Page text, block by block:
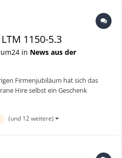
1150-5.3
in News aus der
Firmenjubiläum hat sich das
Hire selbst ein Geschenk
neuen Liebherr-Mobilkran LTM
Unternehmen –...
(und 12 weitere)